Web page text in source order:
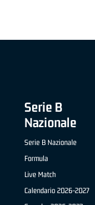
Serie B
Nazionale
Serie B Nazionale
Formula
Live Match
Calendario 2026-2027